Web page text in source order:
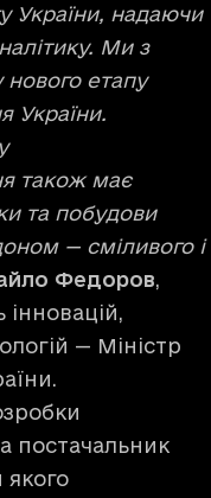
України, надаючи
Ми з
етапу
України.
також має
та побудови
— сміливого і
Федоров,
інновацій,
— Міністр
постачальник